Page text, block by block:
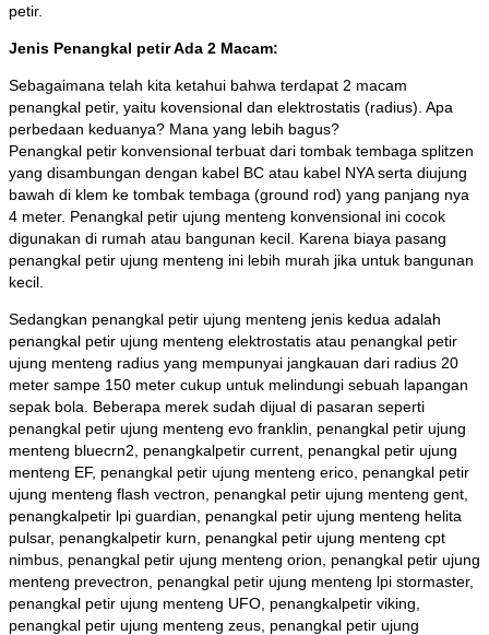
petir.
Jenis Penangkal petir Ada 2 Macam:
Sebagaimana telah kita ketahui bahwa terdapat 2 macam
penangkal petir, yaitu kovensional dan elektrostatis (radius). Apa
perbedaan keduanya? Mana yang lebih bagus?
Penangkal petir konvensional terbuat dari tombak tembaga splitzen
yang disambungan dengan kabel BC atau kabel NYA serta diujung
bawah di klem ke tombak tembaga (ground rod) yang panjang nya
4 meter. Penangkal petir ujung menteng konvensional ini cocok
digunakan di rumah atau bangunan kecil. Karena biaya pasang
penangkal petir ujung menteng ini lebih murah jika untuk bangunan
kecil.
Sedangkan penangkal petir ujung menteng jenis kedua adalah
penangkal petir ujung menteng elektrostatis atau penangkal petir
ujung menteng radius yang mempunyai jangkauan dari radius 20
meter sampe 150 meter cukup untuk melindungi sebuah lapangan
sepak bola. Beberapa merek sudah dijual di pasaran seperti
penangkal petir ujung menteng evo franklin, penangkal petir ujung
menteng bluecrn2, penangkalpetir current, penangkal petir ujung
menteng EF, penangkal petir ujung menteng erico, penangkal petir
ujung menteng flash vectron, penangkal petir ujung menteng gent,
penangkalpetir lpi guardian, penangkal petir ujung menteng helita
pulsar, penangkalpetir kurn, penangkal petir ujung menteng cpt
nimbus, penangkal petir ujung menteng orion, penangkal petir ujung
menteng prevectron, penangkal petir ujung menteng lpi stormaster,
penangkal petir ujung menteng UFO, penangkalpetir viking,
penangkal petir ujung menteng zeus, penangkal petir ujung